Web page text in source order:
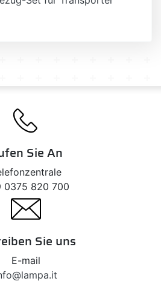
Sie An
0375 820 700
Sie uns
E-mail